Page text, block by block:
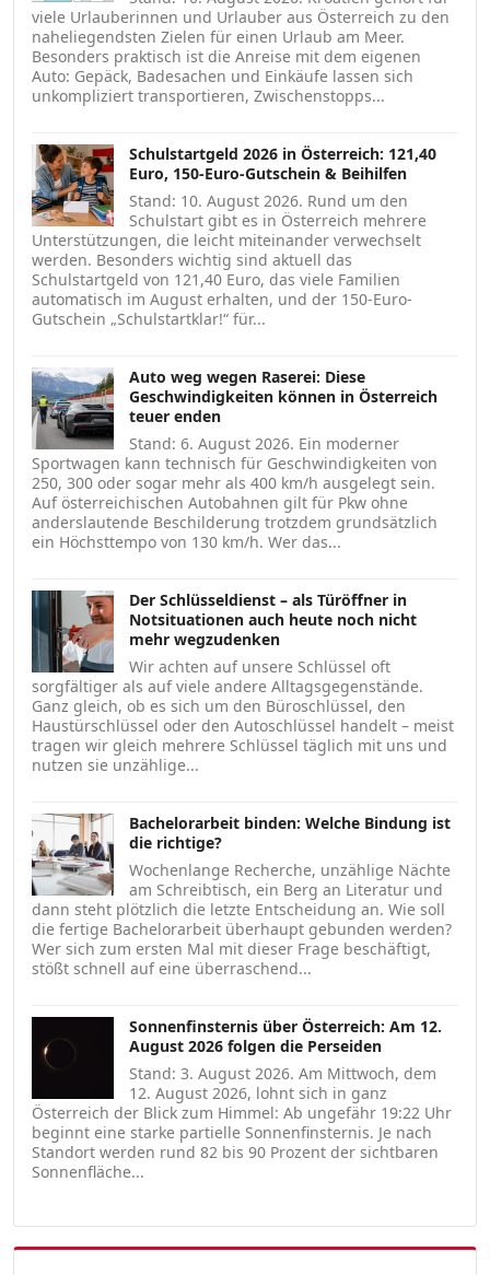
viele Urlauberinnen und Urlauber aus Österreich zu den
naheliegendsten Zielen für einen Urlaub am Meer.
Besonders praktisch ist die Anreise mit dem eigenen
Auto: Gepäck, Badesachen und Einkäufe lassen sich
unkompliziert transportieren, Zwischenstopps...
Schulstartgeld 2026 in Österreich: 121,40
Euro, 150-Euro-Gutschein & Beihilfen
Stand: 10. August 2026. Rund um den
Schulstart gibt es in Österreich mehrere
Unterstützungen, die leicht miteinander verwechselt
werden. Besonders wichtig sind aktuell das
Schulstartgeld von 121,40 Euro, das viele Familien
automatisch im August erhalten, und der 150-Euro-
Gutschein „Schulstartklar!“ für...
Auto weg wegen Raserei: Diese
Geschwindigkeiten können in Österreich
teuer enden
Stand: 6. August 2026. Ein moderner
Sportwagen kann technisch für Geschwindigkeiten von
250, 300 oder sogar mehr als 400 km/h ausgelegt sein.
Auf österreichischen Autobahnen gilt für Pkw ohne
anderslautende Beschilderung trotzdem grundsätzlich
ein Höchsttempo von 130 km/h. Wer das...
Der Schlüsseldienst – als Türöffner in
Notsituationen auch heute noch nicht
mehr wegzudenken
Wir achten auf unsere Schlüssel oft
sorgfältiger als auf viele andere Alltagsgegenstände.
Ganz gleich, ob es sich um den Büroschlüssel, den
Haustürschlüssel oder den Autoschlüssel handelt – meist
tragen wir gleich mehrere Schlüssel täglich mit uns und
nutzen sie unzählige...
Bachelorarbeit binden: Welche Bindung ist
die richtige?
Wochenlange Recherche, unzählige Nächte
am Schreibtisch, ein Berg an Literatur und
dann steht plötzlich die letzte Entscheidung an. Wie soll
die fertige Bachelorarbeit überhaupt gebunden werden?
Wer sich zum ersten Mal mit dieser Frage beschäftigt,
stößt schnell auf eine überraschend...
Sonnenfinsternis über Österreich: Am 12.
August 2026 folgen die Perseiden
Stand: 3. August 2026. Am Mittwoch, dem
12. August 2026, lohnt sich in ganz
Österreich der Blick zum Himmel: Ab ungefähr 19:22 Uhr
beginnt eine starke partielle Sonnenfinsternis. Je nach
Standort werden rund 82 bis 90 Prozent der sichtbaren
Sonnenfläche...